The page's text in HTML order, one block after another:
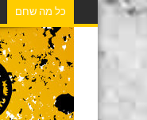
כל מה שחם